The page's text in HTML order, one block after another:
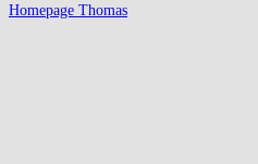
Homepage Thomas